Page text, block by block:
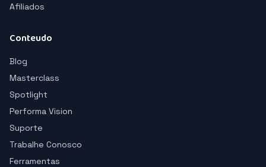
Afiliados
Conteudo
Blog
Masterclass
Spotlight
Performa Vision
Suporte
Trabalhe Conosco
Ferramentas